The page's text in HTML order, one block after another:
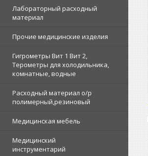
Лабораторный расходный
материал
Прочие медицинские изделия
Гигрометры Вит 1 Вит 2,
Терометры для холодильника,
комнатные, водные
Расходный материал о/р
полимерный,резиновый
Медицинская мебель
Медицинский
инструментарий